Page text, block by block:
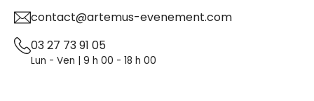
contact@artemus-evenement.com
03 27 73 91 05
Lun - Ven | 9 h 00 - 18 h 00